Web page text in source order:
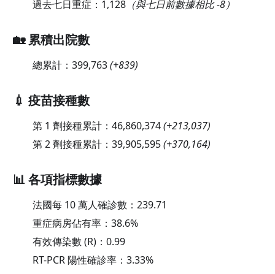
過去七日重症： 1,128（與七日前數據相比 -8）
🏡 累積出院數
總累計： 399,763(+839)
💉 疫苗接種數
第 1 劑接種累計： 46,860,374(+213,037)
第 2 劑接種累計： 39,905,595(+370,164)
📊 各項指標數據
法國每 10 萬人確診數： 239.71
重症病房佔有率： 38.6%
有效傳染數 (R)： 0.99
RT-PCR 陽性確診率： 3.33%